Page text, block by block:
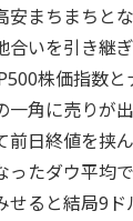
安まちまちと
合いを引き継
株価指数
一角に売りが
前日終値を挟
ったダウ平均
せると結局9